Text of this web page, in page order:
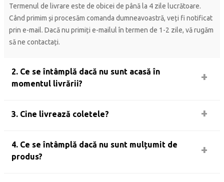
Termenul de livrare este de obicei de până la 4 zile lucrătoare.
Când primim și procesăm comanda dumneavoastră, veți fi notificat
prin e-mail. Dacă nu primiți e-mailul în termen de 1-2 zile, vă rugăm
să ne contactați.
2. Ce se întâmplă dacă nu sunt acasă în
momentul livrării?
3. Cine livrează coletele?
4. Ce se întâmplă dacă nu sunt mulțumit de
produs?